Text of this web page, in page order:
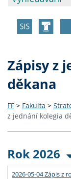
Zápisy z
děkana
FF > Fakulta >
z jednání kolegia
Rok 2026
2026-05-04 Zápis z